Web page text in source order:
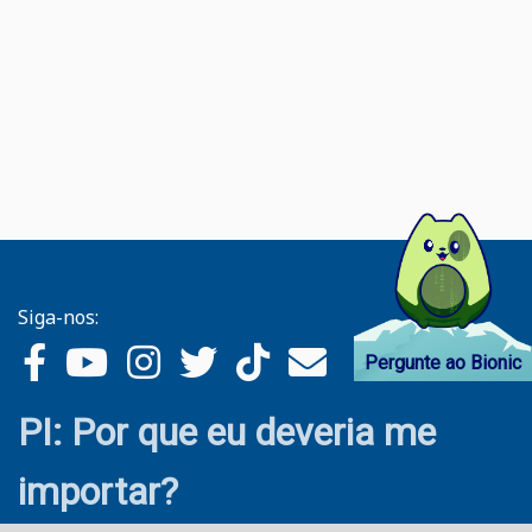
Pergunte ao Bionic
Siga-nos:
PI: Por que eu deveria me
importar?